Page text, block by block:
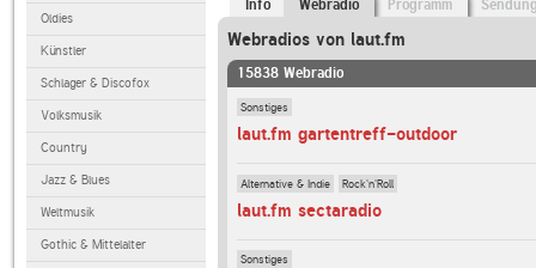
Oldies
Künstler
Schlager & Discofox
Volksmusik
Country
Jazz & Blues
Weltmusik
Gothic & Mittelalter
Info Webradio Programm
Webradios von laut.fm
15838 Webradio
Sonstiges
laut.fm gartentreff-outdoor
Alternative & Indie Rock'n'Roll
laut.fm sectaradio
Sonstiges